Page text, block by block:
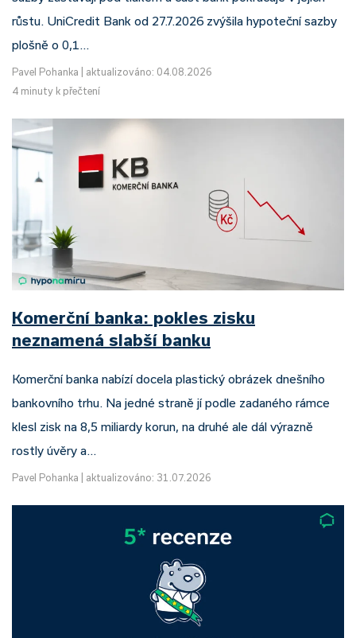
růstu. UniCredit Bank od 27.7.2026 zvýšila hypoteční sazby
plošně o 0,1…
Pavel Pohanka
aktualizováno: 04.08.2026
4 minuty k přečtení
Komerční banka: pokles zisku
neznamená slabší banku
Komerční banka nabízí docela plastický obrázek dnešního
bankovního trhu. Na jedné straně jí podle zadaného rámce
klesl zisk na 8,5 miliardy korun, na druhé ale dál výrazně
rostly úvěry a…
Pavel Pohanka aktualizováno: 31.07.2026